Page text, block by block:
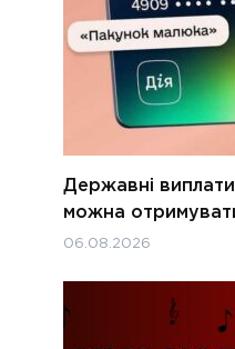
Державні виплати
можна
06.08.2026